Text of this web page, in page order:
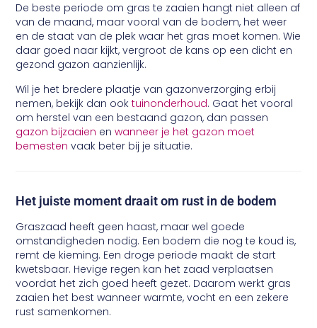
De beste periode om gras te zaaien hangt niet alleen af
van de maand, maar vooral van de bodem, het weer
en de staat van de plek waar het gras moet komen. Wie
daar goed naar kijkt, vergroot de kans op een dicht en
gezond gazon aanzienlijk.
Wil je het bredere plaatje van gazonverzorging erbij
nemen, bekijk dan ooktuinonderhoud. Gaat het vooral
om herstel van een bestaand gazon, dan passen
gazon bijzaaien enwanneer je het gazon moet
bemesten vaak beter bij je situatie.
Het juiste moment draait om rust in de bodem
Graszaad heeft geen haast, maar wel goede
omstandigheden nodig. Een bodem die nog te koud is,
remt de kieming. Een droge periode maakt de start
kwetsbaar. Hevige regen kan het zaad verplaatsen
voordat het zich goed heeft gezet. Daarom werkt gras
zaaien het best wanneer warmte, vocht en een zekere
rust samenkomen.